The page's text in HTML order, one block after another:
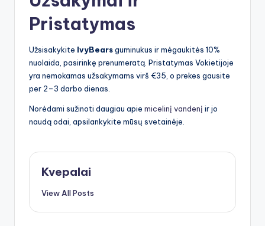
Pristatymas
Užsisakykite IvyBearsguminukus ir mėgaukitės 10%
nuolaida, pasirinkę prenumeratą. Pristatymas Vokietijoje
yra nemokamas užsakymams virš €35, o prekes gausite
per 2–3 darbo dienas.
Norėdami sužinoti daugiau apie micelinį vandenį ir jo
naudą odai, apsilankykite mūsų svetainėje.
Kvepalai
View All Posts